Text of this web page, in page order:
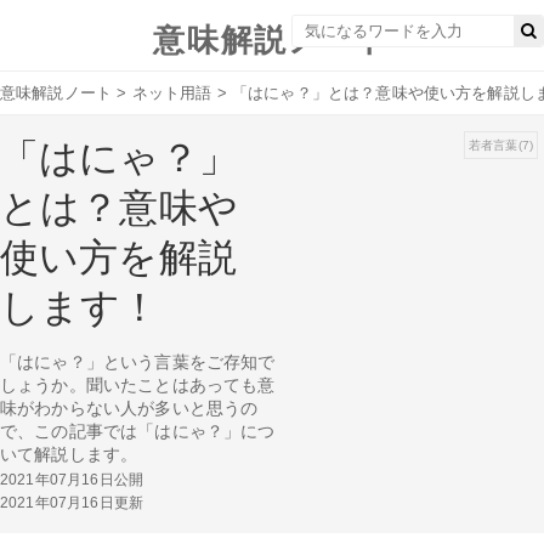
意味解説ノート
意味解説ノート > ネット用語 > 「はにゃ？」とは？意味や使い方を解説し
「はにゃ？」
とは？意味や
使い方を解説
します！
「はにゃ？」という言葉をご存知で
しょうか。聞いたことはあっても意
味がわからない人が多いと思うの
で、この記事では「はにゃ？」につ
いて解説します。
2021年07月16日公開
2021年07月16日更新
若者言葉(7)